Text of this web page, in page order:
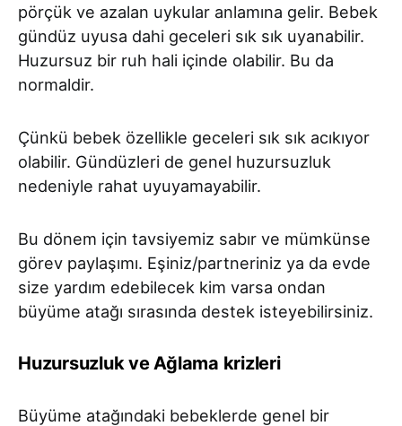
pörçük ve azalan uykular anlamına gelir. Bebek
gündüz uyusa dahi geceleri sık sık uyanabilir.
Huzursuz bir ruh hali içinde olabilir. Bu da
normaldir.
Çünkü bebek özellikle geceleri sık sık acıkıyor
olabilir. Gündüzleri de genel huzursuzluk
nedeniyle rahat uyuyamayabilir.
Bu dönem için tavsiyemiz sabır ve mümkünse
görev paylaşımı. Eşiniz/partneriniz ya da evde
size yardım edebilecek kim varsa ondan
büyüme atağı sırasında destek isteyebilirsiniz.
Huzursuzluk ve Ağlama krizleri
Büyüme atağındaki bebeklerde genel bir